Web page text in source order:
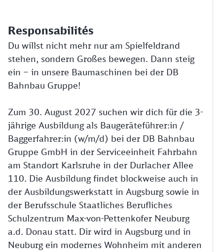
Responsabilités
Du willst nicht mehr nur am Spielfeldrand
stehen, sondern Großes bewegen. Dann steig
ein – in unsere Baumaschinen bei der DB
Bahnbau Gruppe!
Zum 30. August 2027 suchen wir dich für die 3-
jährige Ausbildung als Baugeräteführer:in /
Baggerfahrer:in (w/m/d) bei der DB Bahnbau
Gruppe GmbH in der Serviceeinheit Fahrbahn
am Standort Karlsruhe in der Durlacher Allee
110. Die Ausbildung findet blockweise auch in
der Ausbildungswerkstatt in Augsburg sowie in
der Berufsschule Staatliches Berufliches
Schulzentrum Max-von-Pettenkofer Neuburg
a.d. Donau statt. Dir wird in Augsburg und in
Neuburg ein modernes Wohnheim mit anderen